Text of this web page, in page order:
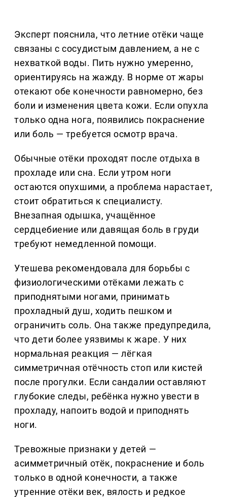
Эксперт пояснила, что летние отёки чаще
связаны с сосудистым давлением, а не с
нехваткой воды. Пить нужно умеренно,
ориентируясь на жажду. В норме от жары
отекают обе конечности равномерно, без
боли и изменения цвета кожи. Если опухла
только одна нога, появились покраснение
или боль — требуется осмотр врача.
Обычные отёки проходят после отдыха в
прохладе или сна. Если утром ноги
остаются опухшими, а проблема нарастает,
стоит обратиться к специалисту.
Внезапная одышка, учащённое
сердцебиение или давящая боль в груди
требуют немедленной помощи.
Утешева рекомендовала для борьбы с
физиологическими отёками лежать с
приподнятыми ногами, принимать
прохладный душ, ходить пешком и
ограничить соль. Она также предупредила,
что дети более уязвимы к жаре. У них
нормальная реакция — лёгкая
симметричная отёчность стоп или кистей
после прогулки. Если сандалии оставляют
глубокие следы, ребёнка нужно увести в
прохладу, напоить водой и приподнять
ноги.
Тревожные признаки у детей —
асимметричный отёк, покраснение и боль
только в одной конечности, а также
утренние отёки век, вялость и редкое